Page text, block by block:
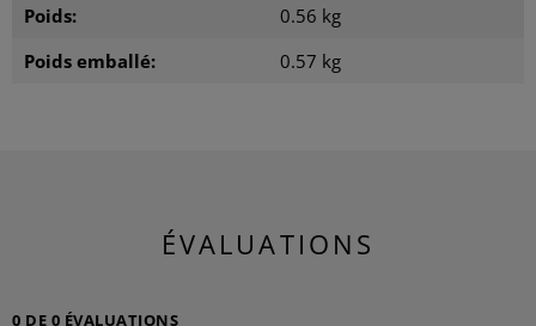
Poids:
0.56 kg
Poids emballé:
0.57 kg
ÉVALUATIONS
0 DE 0 ÉVALUATIONS